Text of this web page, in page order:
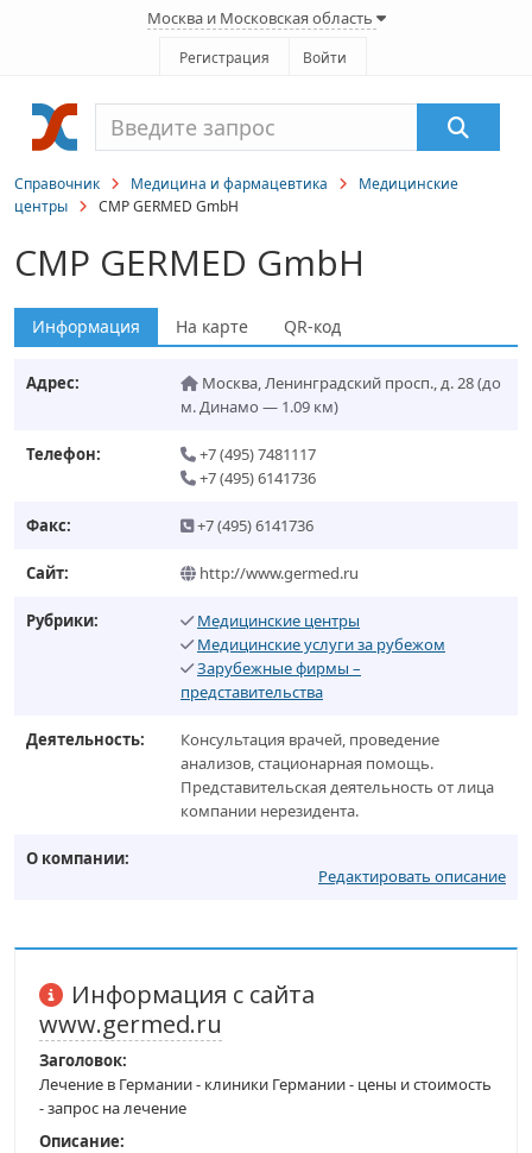
Москва и Московская область
Регистрация Войти
Справочник Медицина и фармацевтика
Медицинские
центры
CMP GERMED GmbH
CMP GERMED GmbH
Информация На карте QR-код
Адрес: Москва,Ленинградский просп., д. 28(до
м. Динамо — 1.09 км)
Телефон:
+7 (495) 7481117
+7 (495) 6141736
Факс: +7 (495) 6141736
Сайт: http://www.germed.ru
Рубрики:
Медицинские центры
Медицинские услуги за рубежом
Зарубежные фирмы –
представительства
Деятельность:
Консультация врачей, проведение
анализов, стационарная помощь.
Представительская деятельность от лица
компании нерезидента.
О компании:
Редактировать описание
Информация с сайта
www.germed.ru
Заголовок:
Лечение в Германии - клиники Германии - цены и стоимость
- запрос на лечение
Описание: